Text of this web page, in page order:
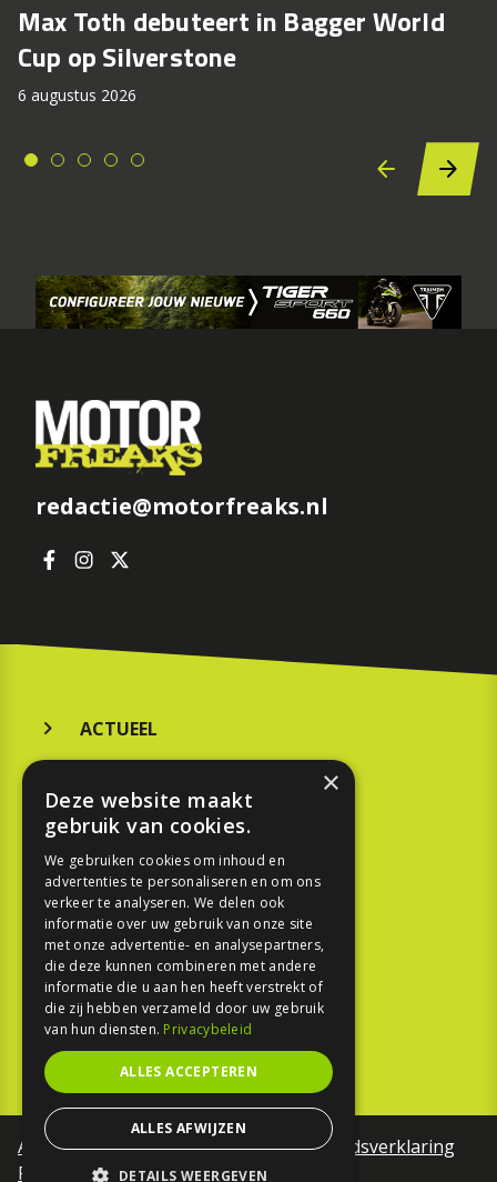
Max Toth debuteert in Bagger World
Cup op Silverstone
6 augustus 2026
redactie@motorfreaks.nl
ACTUEEL
KOOPGIDS
TESTEN
SPORT
REPORTAGE
TOUREN
NIEUWSBRIEF
Algemene voorwaardenToegankelijkheidsverklaring
Privacy Policy
×
Deze website maakt
gebruik van cookies.
We gebruiken cookies om inhoud en
advertenties te personaliseren en om ons
verkeer te analyseren. We delen ook
informatie over uw gebruik van onze site
met onze advertentie- en analysepartners,
die deze kunnen combineren met andere
informatie die u aan hen heeft verstrekt of
die zij hebben verzameld door uw gebruik
van hun diensten. Privacybeleid
ALLES ACCEPTEREN
ALLES AFWIJZEN
DETAILS WEERGEVEN